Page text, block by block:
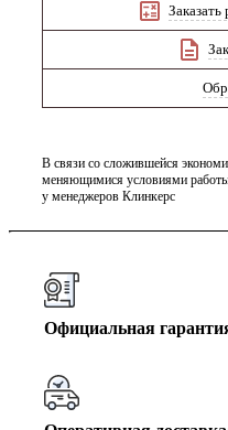
В связи со сложившейся
меняющимися условиями
у менеджеров Клинкерс
Официальная